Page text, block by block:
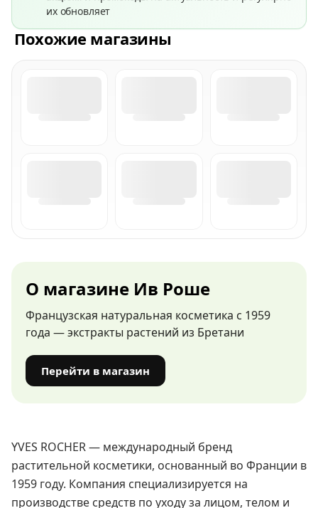
их обновляет
Похожие магазины
О магазине Ив Роше
Французская натуральная косметика с 1959
года — экстракты растений из Бретани
Перейти в магазин
YVES ROCHER — международный бренд
растительной косметики, основанный во Франции в
1959 году. Компания специализируется на
производстве средств по уходу за лицом, телом и